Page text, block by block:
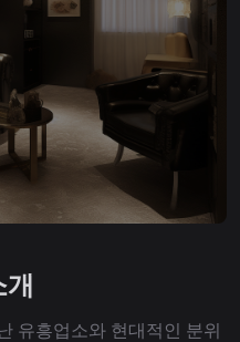
유흥업소와 현대적인 분위